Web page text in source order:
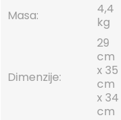
Masa:
4,4
kg
Dimenzije:
29
cm
x 35
cm
x 34
cm